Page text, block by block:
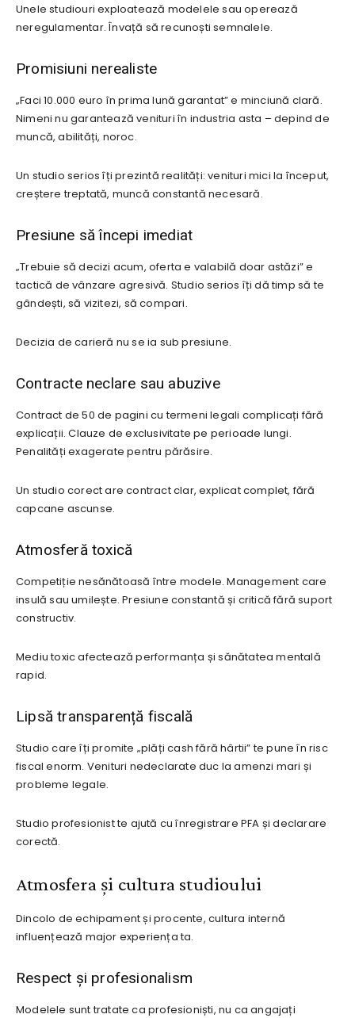
Unele studiouri exploatează modelele sau operează
neregulamentar. Învață să recunoști semnalele.
Promisiuni nerealiste
„Faci 10.000 euro în prima lună garantat” e minciună clară.
Nimeni nu garantează venituri în industria asta – depind de
muncă, abilități, noroc.
Un studio serios îți prezintă realități: venituri mici la început,
creștere treptată, muncă constantă necesară.
Presiune să începi imediat
„Trebuie să decizi acum, oferta e valabilă doar astăzi” e
tactică de vânzare agresivă. Studio serios îți dă timp să te
gândești, să vizitezi, să compari.
Decizia de carieră nu se ia sub presiune.
Contracte neclare sau abuzive
Contract de 50 de pagini cu termeni legali complicați fără
explicații. Clauze de exclusivitate pe perioade lungi.
Penalități exagerate pentru părăsire.
Un studio corect are contract clar, explicat complet, fără
capcane ascunse.
Atmosferă toxică
Competiție nesănătoasă între modele. Management care
insulă sau umilește. Presiune constantă și critică fără suport
constructiv.
Mediu toxic afectează performanța și sănătatea mentală
rapid.
Lipsă transparență fiscală
Studio care îți promite „plăți cash fără hârtii” te pune în risc
fiscal enorm. Venituri nedeclarate duc la amenzi mari și
probleme legale.
Studio profesionist te ajută cu înregistrare PFA și declarare
corectă.
Atmosfera și cultura studioului
Dincolo de echipament și procente, cultura internă
influențează major experiența ta.
Respect și profesionalism
Modelele sunt tratate ca profesioniști, nu ca angajați